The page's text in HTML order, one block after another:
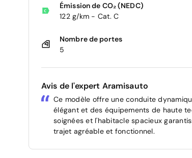
Émission de CO₂ (NEDC)
122 g/km - Cat. C
Nombre de portes
5
Avis de l'expert Aramisauto
Ce modèle offre une conduite
élégant et des équipements de haute
soignées et l'habitacle spacieux
trajet agréable et fonctionnel.